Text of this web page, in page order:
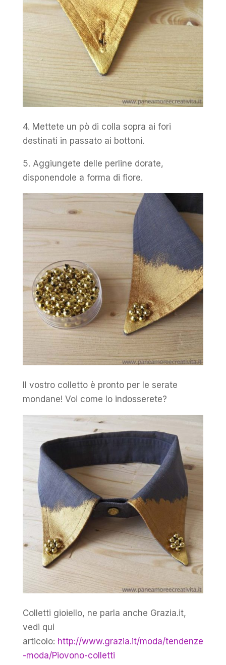
4. Mettete un pò di colla sopra ai fori
destinati in passato ai bottoni.
5. Aggiungete delle perline dorate,
disponendole a forma di fiore.
Il vostro colletto è pronto per le serate
mondane! Voi come lo indosserete?
Colletti gioiello, ne parla anche Grazia.it,
vedi qui
articolo: http://www.grazia.it/moda/tendenze
-moda/Piovono-colletti